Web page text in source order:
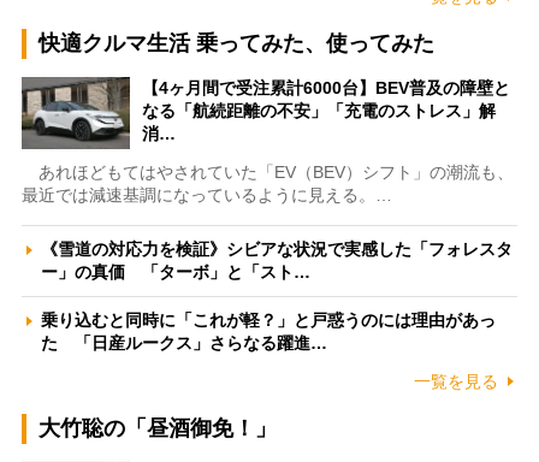
快適クルマ生活 乗ってみた、使ってみた
【4ヶ月間で受注累計6000台】BEV普及の障壁と
なる「航続距離の不安」「充電のストレス」解
消…
あれほどもてはやされていた「EV（BEV）シフト」の潮流も、
最近では減速基調になっているように見える。…
《雪道の対応力を検証》シビアな状況で実感した「フォレスタ
ー」の真価 「ターボ」と「スト…
乗り込むと同時に「これが軽？」と戸惑うのには理由があっ
た 「日産ルークス」さらなる躍進…
一覧を見る
大竹聡の「昼酒御免！」